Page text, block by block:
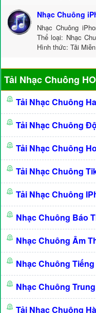
Nhạc Chuông
Nhạc Chuông
Thể loại: Nhạc
Hình thức: Tải
Tải Nhạc Chuông
Tải Nhạc Chuông
Tải Nhạc Chuông
Tải Nhạc Chuông
Tải Nhạc Chuông
Tải Nhạc Chuông
Nhạc Chuông Báo
Nhạc Chuông Âm
Nhạc Chuông
Nhạc Chuông
Tải Nhạc Chuông